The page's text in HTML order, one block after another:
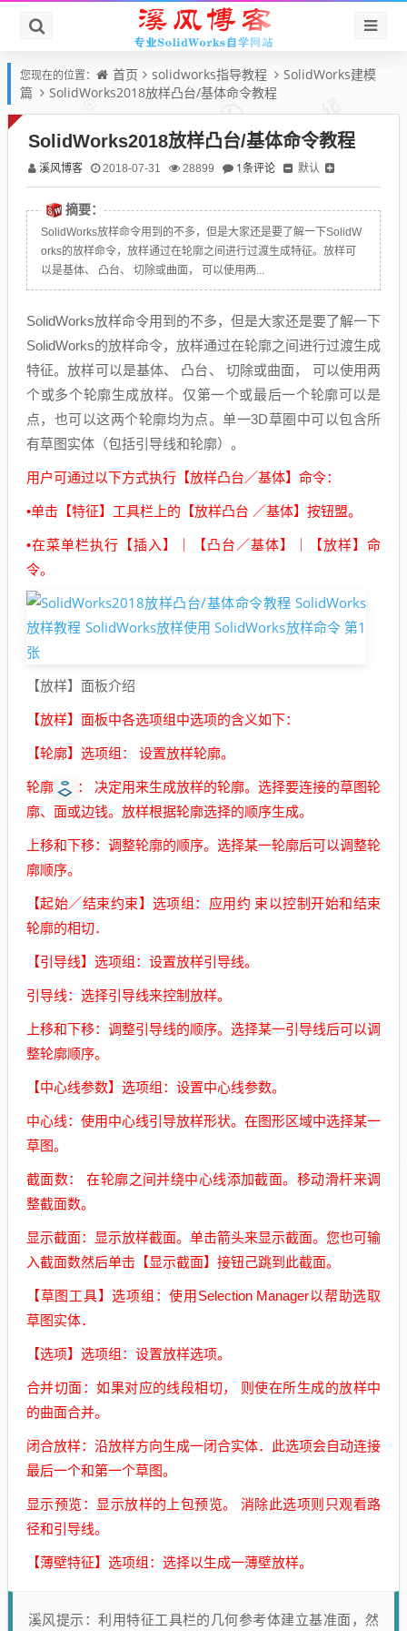
您现在的位置： 首页 solidworks指导教程
SolidWorks建模
篇
SolidWorks2018放样凸台/基体命令教程
SolidWorks2018放样凸台/基体命令教程
溪风博客 2018-07-31 28899 1条评论 默认
摘要：
SolidWorks放样命令用到的不多，但是大家还是要了解一下SolidW
orks的放样命令，放样通过在轮廓之间进行过渡生成特征。放样可
以是基体、 凸台、 切除或曲面， 可以使用两...
SolidWorks放样命令用到的不多，但是大家还是要了解一下
SolidWorks的放样命令，放样通过在轮廓之间进行过渡生成
特征。放样可以是基体、 凸台、 切除或曲面， 可以使用两
个或多个轮廓生成放样。仅第一个或最后一个轮廓可以是
点，也可以这两个轮廓均为点。单一3D草圈中可以包含所
有草图实体（包括引导线和轮廓）。
用户可通过以下方式执行【放样凸台／基体】命令：
•单击【特征】工具栏上的【放样凸台 ／基体】按钮盟。
•在菜单栏执行【插入】｜【凸台／基体】｜【放样】命
令。
【放样】面板介绍
【放样】面板中各选项组中选项的含义如下：
【轮廓】选项组： 设置放样轮廓。
轮廓
： 决定用来生成放样的轮廓。选择要连接的草图轮
廓、面或边钱。放样根据轮廓选择的顺序生成。
上移和下移：调整轮廓的顺序。选择某一轮廓后可以调整轮
廓顺序。
【起始／结束约束】选项组：应用约 束以控制开始和结束
轮廓的相切．
【引导线】选项组：设置放样引导线。
引导线：选择引导线来控制放样。
上移和下移：调整引导线的顺序。选择某一引导线后可以调
整轮廓顺序。
【中心线参数】选项组：设置中心线参数。
中心线：使用中心线引导放样形状。在图形区域中选择某一
草图。
截面数： 在轮廓之间并绕中心线添加截面。移动滑杆来调
整截面数。
显示截面：显示放样截面。单击箭头来显示截面。您也可输
入截面数然后单击【显示截面】接钮己跳到此截面。
【草图工具】选项组：使用Selection Manager以帮助选取
草图实体．
【选项】选项组：设置放样选项。
合并切面：如果对应的线段相切， 则使在所生成的放样中
的曲面合并。
闭合放样：沿放样方向生成一闭合实体．此选项会自动连接
最后一个和第一个草图。
显示预览：显示放样的上包预览。 消除此选项则只观看路
径和引导线。
【薄壁特征】选项组：选择以生成一薄壁放样。
溪风提示：利用特征工具栏的几何参考体建立基准面，然